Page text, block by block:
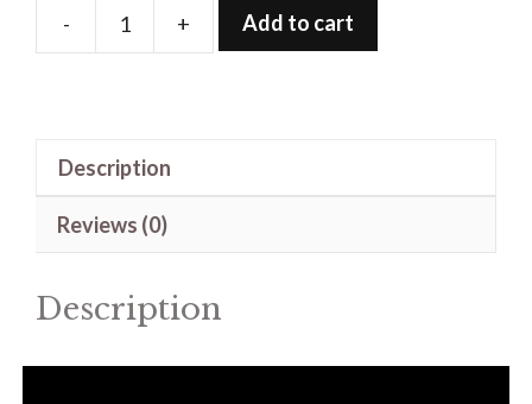
-
Folie
quantity
+ Add to cart
Description
Reviews (0)
Description